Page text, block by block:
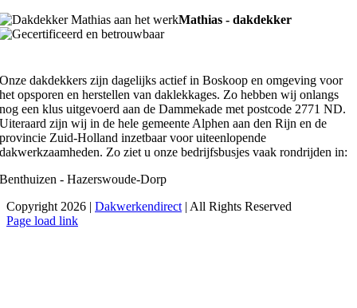
Mathias - dakdekker
Onze dakdekkers zijn dagelijks actief in Boskoop en omgeving voor
het opsporen en herstellen van daklekkages. Zo hebben wij onlangs
nog een klus uitgevoerd aan de Dammekade met postcode 2771 ND.
Uiteraard zijn wij in de hele gemeente Alphen aan den Rijn en de
provincie Zuid-Holland inzetbaar voor uiteenlopende
dakwerkzaamheden. Zo ziet u onze bedrijfsbusjes vaak rondrijden in:
Benthuizen - Hazerswoude-Dorp
Copyright 2026 | Dakwerkendirect| All Rights Reserved
Facebook
X
Instagram
Pinterest
Page load link